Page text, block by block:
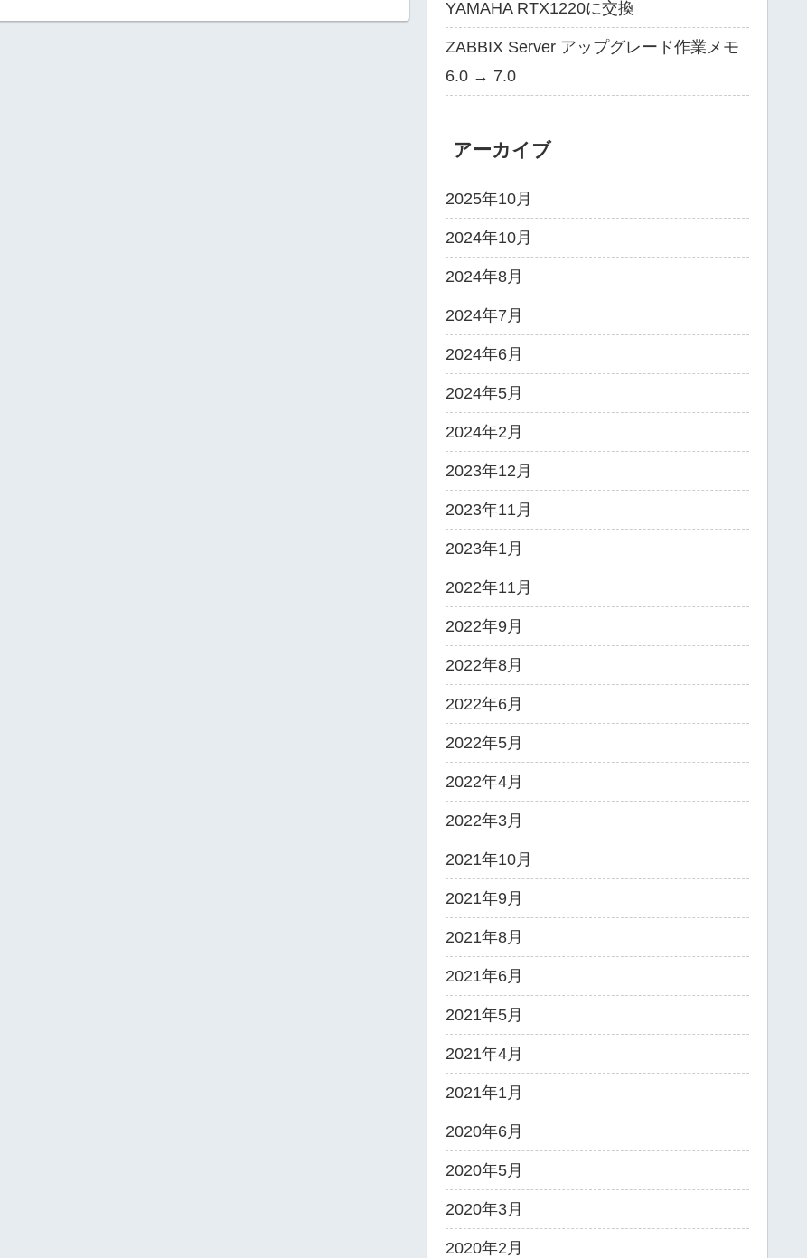
YAMAHA RTX1220に交換
ZABBIX Server アップグレード作業メモ
6.0 → 7.0
アーカイブ
2025年10月
2024年10月
2024年8月
2024年7月
2024年6月
2024年5月
2024年2月
2023年12月
2023年11月
2023年1月
2022年11月
2022年9月
2022年8月
2022年6月
2022年5月
2022年4月
2022年3月
2021年10月
2021年9月
2021年8月
2021年6月
2021年5月
2021年4月
2021年1月
2020年6月
2020年5月
2020年3月
2020年2月